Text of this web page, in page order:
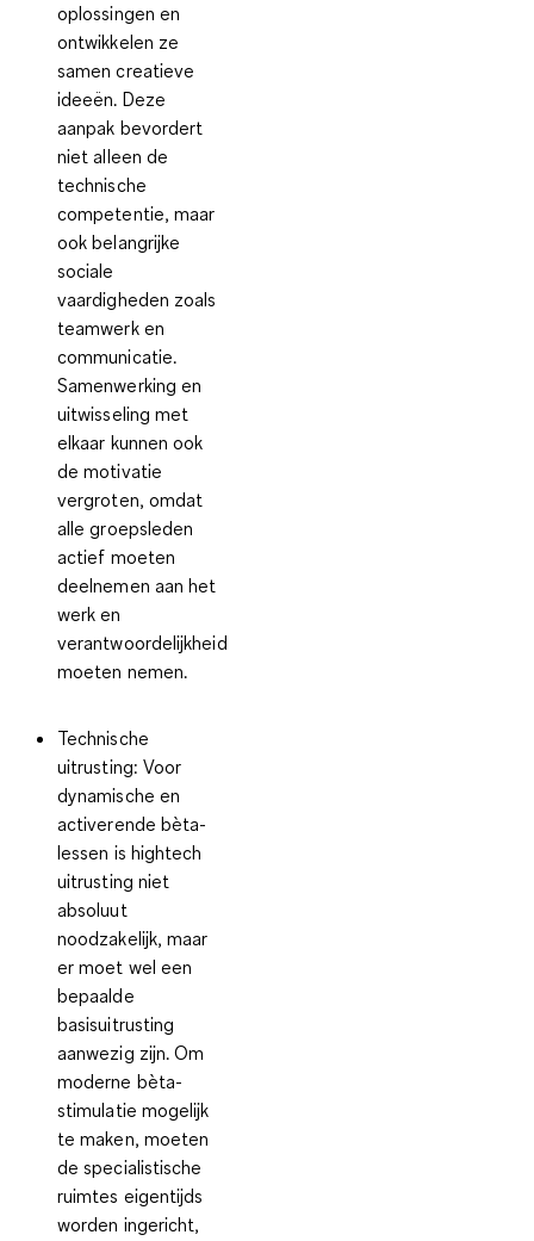
oplossingen en
ontwikkelen ze
samen creatieve
ideeën. Deze
aanpak bevordert
niet alleen de
technische
competentie, maar
ook belangrijke
sociale
vaardigheden zoals
teamwerk en
communicatie.
Samenwerking en
uitwisseling met
elkaar kunnen ook
de motivatie
vergroten, omdat
alle groepsleden
actief moeten
deelnemen aan het
werk en
verantwoordelijkheid
moeten nemen.
Technische
uitrusting: Voor
dynamische en
activerende bèta-
lessen is hightech
uitrusting niet
absoluut
noodzakelijk, maar
er moet wel een
bepaalde
basisuitrusting
aanwezig zijn. Om
moderne bèta-
stimulatie mogelijk
te maken, moeten
de specialistische
ruimtes eigentijds
worden ingericht,